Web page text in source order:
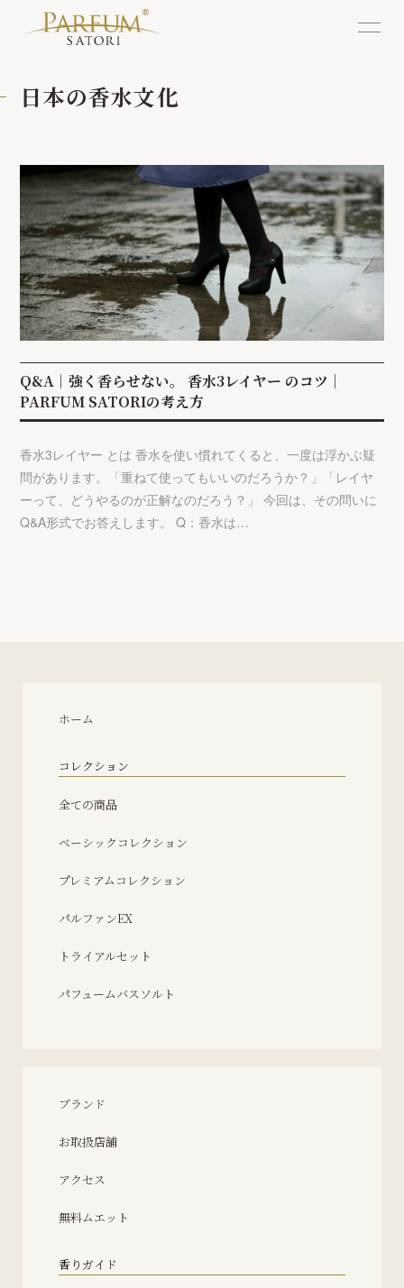
日本の香水文化
Q&A｜強く香らせない。 香水3レイヤー のコツ｜
PARFUM SATORIの考え方
香水3レイヤー とは 香水を使い慣れてくると、一度は浮かぶ疑
問があります。「重ねて使ってもいいのだろうか？」「レイヤ
ーって、どうやるのが正解なのだろう？」 今回は、その問いに
Q&A形式でお答えします。 Q：香水は…
ホーム
コレクション
全ての商品
ベーシックコレクション
プレミアムコレクション
パルファンEX
トライアルセット
パフュームバスソルト
ブランド
お取扱店舗
アクセス
無料ムエット
香りガイド